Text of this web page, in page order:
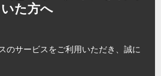
いた方へ
のサービスをご利用いただき、誠に